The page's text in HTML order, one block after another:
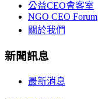
公益CEO會客室
NGO CEO Forum
關於我們
新聞訊息
最新消息